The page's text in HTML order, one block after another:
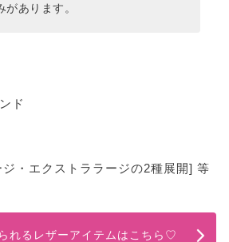
があります。
ド
ジ・エクストララージの2種展開] 等
れるレザーアイテムはこちら♡